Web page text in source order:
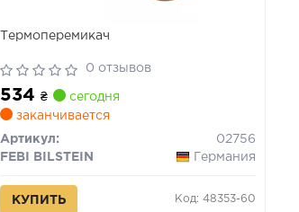
Термоперемикач
0 отзывов
534₴
сегодня
заканчивается
Артикул:
02756
FEBI BILSTEIN
Германия
КУПИТЬ Код: 48353-60